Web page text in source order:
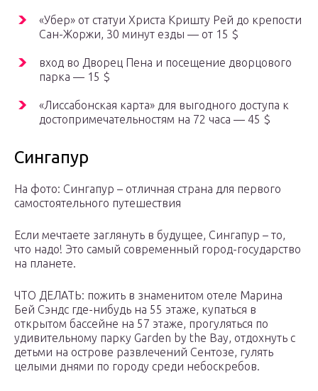
«Убер» от статуи Христа Кришту Рей до крепости
Сан-Жоржи, 30 минут езды — от 15 $
вход во Дворец Пена и посещение дворцового
парка — 15 $
«Лиссабонская карта» для выгодного доступа к
достопримечательностям на 72 часа — 45 $
Сингапур
На фото: Сингапур – отличная страна для первого
самостоятельного путешествия
Если мечтаете заглянуть в будущее, Сингапур – то,
что надо! Это самый современный город-государство
на планете.
ЧТО ДЕЛАТЬ: пожить в знаменитом отеле Марина
Бей Сэндс где-нибудь на 55 этаже, купаться в
открытом бассейне на 57 этаже, прогуляться по
удивительному парку Garden by the Bay, отдохнуть с
детьми на острове развлечений Сентозе, гулять
целыми днями по городу среди небоскребов.